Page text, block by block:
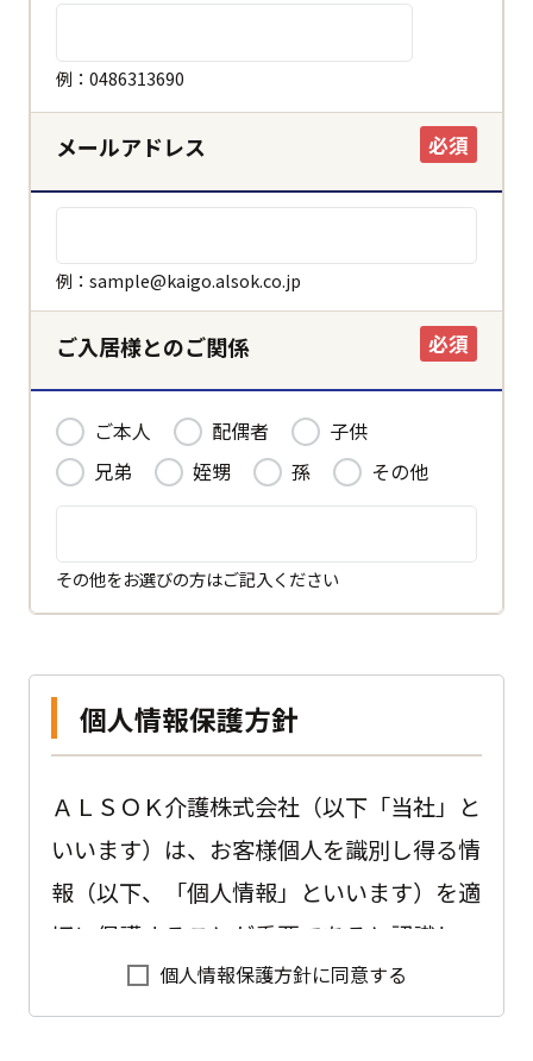
キャンセル
決定する
例：0486313690
メールアドレス 必須
例：sample@kaigo.alsok.co.jp
ご入居様とのご関係 必須
ご本人 配偶者
子供
兄弟
姪甥 孫 その他
その他をお選びの方はご記入ください
個人情報保護方針
ＡＬＳＯＫ介護株式会社（以下「当社」と
いいます）は、お客様個人を識別し得る情
報（以下、「個人情報」といいます）を適
切に保護することが重要であると認識し、
以下のように会社として取り組んでおりま
す。
個人情報保護方針に同意する